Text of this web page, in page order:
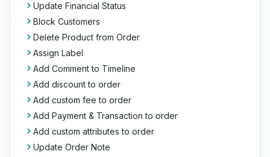
Update Financial Status
Block Customers
Delete Product from Order
Assign Label
Add Comment to Timeline
Add discount to order
Add custom fee to order
Add Payment & Transaction to order
Add custom attributes to order
Update Order Note